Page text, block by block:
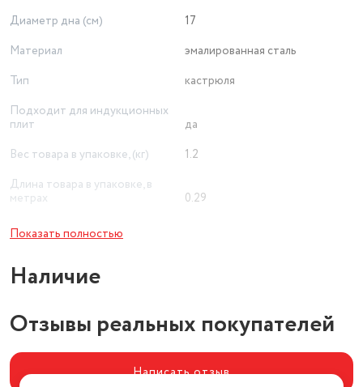
Диаметр дна (см)
17
Материал
эмалированная сталь
Тип
кастрюля
Подходит для индукционных
плит
да
Вес товара в упаковке, (кг)
1.2
Длина товара в упаковке, в
метрах
0.29
Ширина товара в упаковке, в
метрах
Высота товара в упаковке, в
метрах
Объем товара в упаковке, в
литрах
9.947
Показать полностью
Наличие
Отзывы реальных покупателей
Написать отзыв